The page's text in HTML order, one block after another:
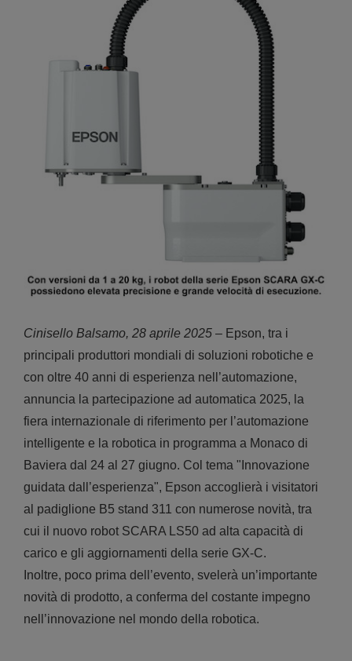
Cinisello Balsamo, 28 aprile 2025– Epson, tra i
principali produttori mondiali di soluzioni robotiche e
con oltre 40 anni di esperienza nell’automazione,
annuncia la partecipazione ad automatica 2025, la
fiera internazionale di riferimento per l’automazione
intelligente e la robotica in programma a Monaco di
Baviera dal 24 al 27 giugno. Col tema "Innovazione
guidata dall’esperienza", Epson accoglierà i visitatori
al padiglione B5 stand 311 con numerose novità, tra
cui il nuovo robot SCARA LS50 ad alta capacità di
carico e gli aggiornamenti della serie GX-C.
Inoltre, poco prima dell’evento, svelerà un’importante
novità di prodotto, a conferma del costante impegno
nell’innovazione nel mondo della robotica.